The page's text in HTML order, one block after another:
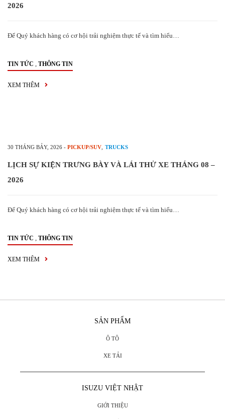
2026
Để Quý khách hàng có cơ hội trải nghiệm thực tế và tìm hiểu…
TIN TỨC , THÔNG TIN
XEM THÊM
30 THÁNG BẢY, 2026 - PICKUP/SUV TRUCKS
LỊCH SỰ KIỆN TRƯNG BÀY VÀ LÁI THỬ XE THÁNG 08 –
2026
Để Quý khách hàng có cơ hội trải nghiệm thực tế và tìm hiểu…
TIN TỨC , THÔNG TIN
XEM THÊM
SẢN PHẨM
Ô TÔ
XE TẢI
ISUZU VIỆT NHẬT
GIỚI THIỆU